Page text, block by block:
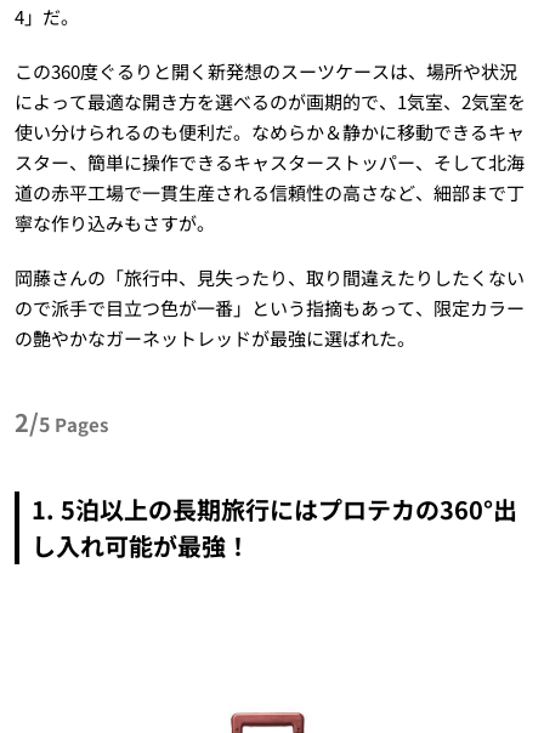
4」だ。
この360度ぐるりと開く新発想のスーツケースは、場所や状況
によって最適な開き方を選べるのが画期的で、1気室、2気室を
使い分けられるのも便利だ。なめらか＆静かに移動できるキャ
スター、簡単に操作できるキャスターストッパー、そして北海
道の赤平工場で一貫生産される信頼性の高さなど、細部まで丁
寧な作り込みもさすが。
岡藤さんの「旅行中、見失ったり、取り間違えたりしたくない
ので派手で目立つ色が一番」という指摘もあって、限定カラー
の艶やかなガーネットレッドが最強に選ばれた。
2/5 Pages
1. 5泊以上の長期旅行にはプロテカの360°出
し入れ可能が最強！